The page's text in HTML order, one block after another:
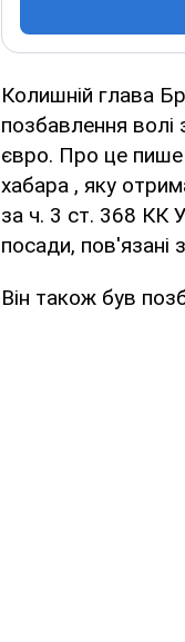
Колишній глава
позбавлення
євро. Про це пише
хабара , яку
за ч. 3 ст. 368 КК
посади, пов'язані
Він також був